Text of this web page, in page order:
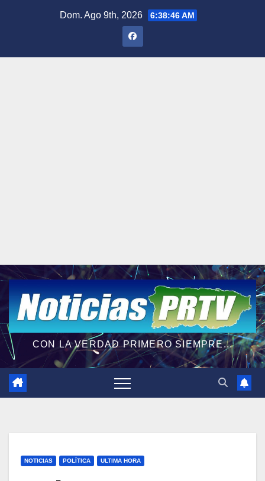
Dom. Ago 9th, 2026 6:38:47 AM
CON LA VERDAD PRIMERO SIEMPRE...
NOTICIAS POLÍTICA ULTIMA HORA